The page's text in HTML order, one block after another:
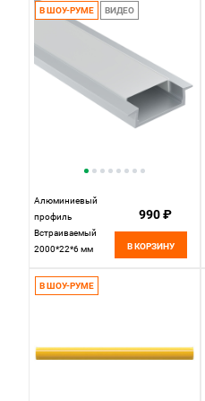
В ШОУ-РУМЕ ВИДЕО
Алюминиевый
профиль
Встраиваемый
2000*22*6 мм
Led Strip ALM004S-
2M Белый, цена за
990 ₽
В КОРЗИНУ
В ШОУ-РУМЕ